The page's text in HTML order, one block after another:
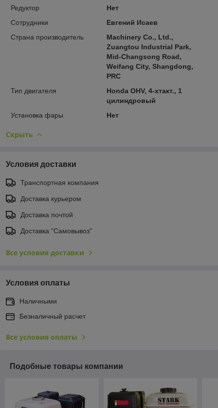
Редуктор
Нет
Сотрудники
Евгений Исаев
Страна производитель
Machinery Co., Ltd.,
Zuangtou Industrial Park,
Mid-Changsong Road,
Weifang City, Shangdong,
PRC
Тип двигателя
Honda OHV, 4-хтакт., 1
цилиндровый
Установка фары
Нет
Скрыть
Условия доставки
Транспортная компания
Доставка курьером
Доставка почтой
Доставка "Самовывоз"
Все условия доставки
Условия оплаты
Наличными
Безналичный расчет
Все условия оплаты
Подобные товары компании